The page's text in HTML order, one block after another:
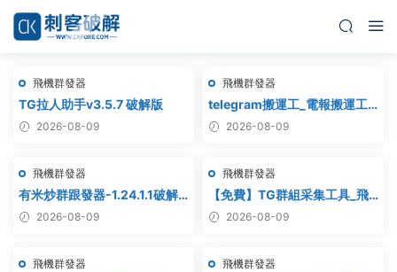
飛機群發器
TG拉人助手v3.5.7 破解版
2026-08-09
飛機群發器
telegram搬運工_電報搬運工_
電報克隆_電報資源批量搬運
2026-08-09
飛機群發器
有米炒群跟發器-1.24.1.1破解
版 2026-08-09
飛機群發器
【免費】TG群組采集工具_飛
機群組采集軟件_電報群組采集
2026-08-09
飛機群發器 飛機群發器